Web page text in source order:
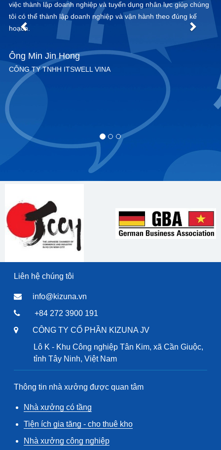
hỗ trợ từ KIZUNA, bao gồm hỗ trợ tuyển dụng để thuê nhân
công lành nghề.
CÔNG TY TNHH RICOH VIỆT NAM
Liên hệ chúng tôi
info@kizuna.vn
+84 272 3900 191
CÔNG TY CỔ PHẦN KIZUNA JV
Lô K - Khu Công nghiệp Tân Kim, xã Cần Giuộc,
tỉnh Tây Ninh, Việt Nam
Thông tin nhà xưởng được quan tâm
Nhà xưởng có tầng
Tiện ích gia tăng - cho thuê kho
Nhà xưởng công nghiệp